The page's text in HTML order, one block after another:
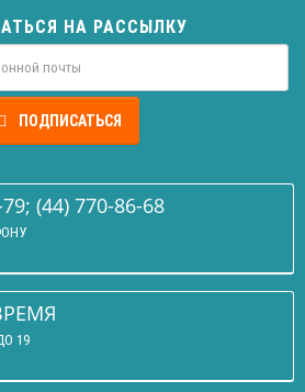
НА РАССЫЛКУ
ПОДПИСАТЬСЯ
(44) 770-86-68
19